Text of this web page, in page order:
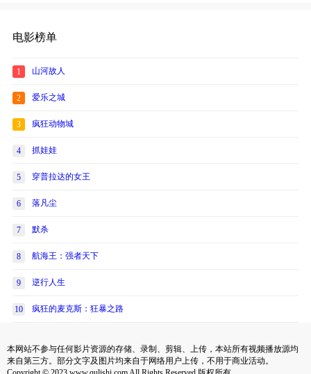
电影榜单
1 山河故人
2 爱乐之城
3 疯狂动物城
4 抓娃娃
5 穿普拉达的女王
6 落凡尘
7 默杀
8 航海王：强者天下
9 逆行人生
10 疯狂的麦克斯：狂暴之路
本网站不参与任何影片资源的存储、录制、剪辑、上传，本站所有视频播放源均
来自第三方。部分文字及图片均来自于网络用户上传，不用于商业活动。